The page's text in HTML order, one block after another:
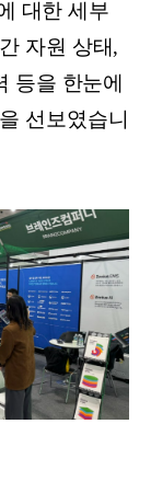
대한 세부
자원 상태,
등을 한눈에
선보였습니